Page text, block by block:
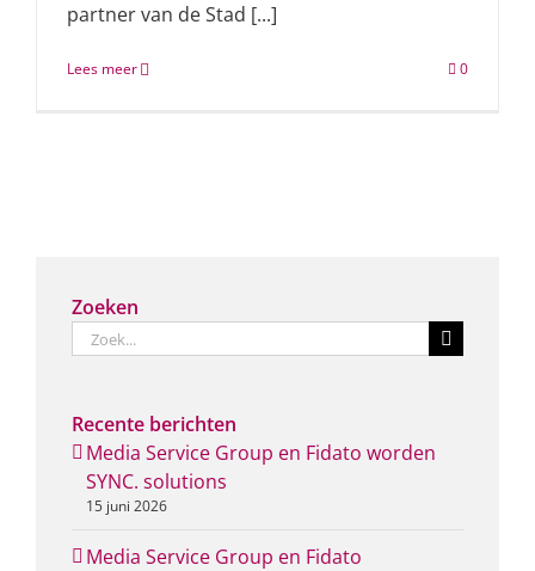
partner van de Stad [...]
Lees meer 0
Zoeken
Zoeken
naar:
Recente berichten
Media Service Group en Fidato worden
SYNC. solutions
15 juni 2026
Media Service Group en Fidato